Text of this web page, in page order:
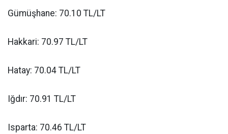
Gümüşhane: 70.10 TL/LT
Hakkari: 70.97 TL/LT
Hatay: 70.04 TL/LT
Iğdır: 70.91 TL/LT
Isparta: 70.46 TL/LT